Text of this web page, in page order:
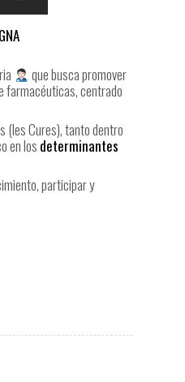
que busca promover
farmacéuticas, centrado
(les Cures), tanto dentro
en los determinantes
participar y